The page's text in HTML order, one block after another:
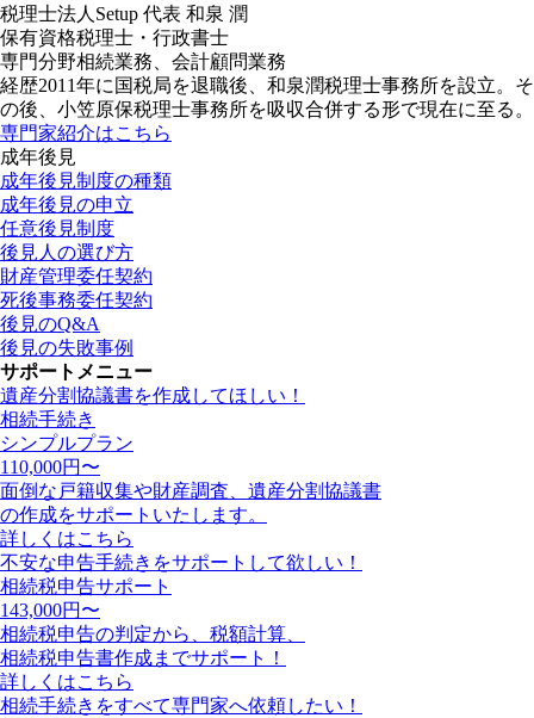
税理士法人Setup 代表 和泉 潤
保有資格税理士・行政書士
専門分野相続業務、会計顧問業務
経歴2011年に国税局を退職後、和泉潤税理士事務所を設立。そ
の後、小笠原保税理士事務所を吸収合併する形で現在に至る。
専門家紹介はこちら
成年後見
成年後見制度の種類
成年後見の申立
任意後見制度
後見人の選び方
財産管理委任契約
死後事務委任契約
後見のQ&A
後見の失敗事例
サポートメニュー
遺産分割協議書を作成してほしい！
相続手続き
シンプルプラン
110,000円〜
面倒な戸籍収集や財産調査、遺産分割協議書
の作成をサポートいたします。
詳しくはこちら
不安な申告手続きをサポートして欲しい！
相続税申告サポート
143,000円〜
相続税申告の判定から、税額計算、
相続税申告書作成までサポート！
詳しくはこちら
相続手続きをすべて専門家へ依頼したい！